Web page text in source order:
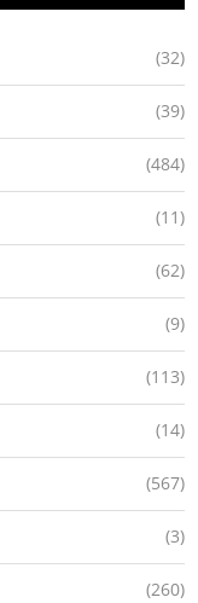
(32)
(39)
(484)
(11)
(62)
(9)
(113)
(14)
(567)
(3)
(260)